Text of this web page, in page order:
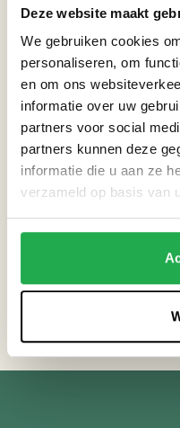
Deze website maakt
We gebruiken cookies
personaliseren, om
en om ons
informatie over uw
partners voor social
partners kunnen deze
informatie die u aan ze
verzameld op basis van
THEMA’S
Extreme
Hitte
HANDIGE LINKS
Terug naar